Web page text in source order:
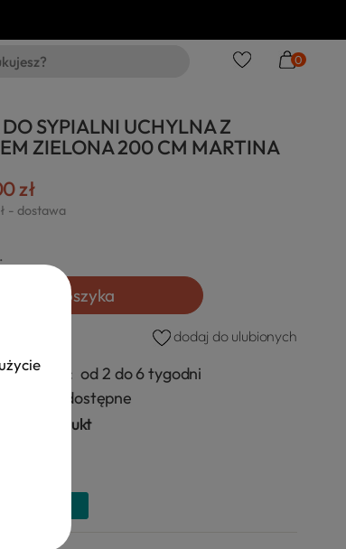
0
DO SYPIALNI UCHYLNA Z
ZIELONA 200 CM MARTINA
zł
- dostawa
Do koszyka
dodaj do ulubionych
realizacji: od 2 do 6 tygodni
dostępne
o produkt